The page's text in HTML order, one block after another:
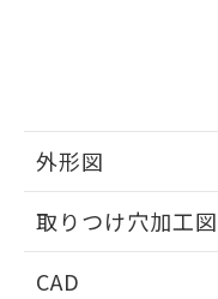
外形図
取りつけ穴加工図
CAD
用者の範
※本証明書は
るもので、過
ものではありま
物質の対応で
荷製品に未対